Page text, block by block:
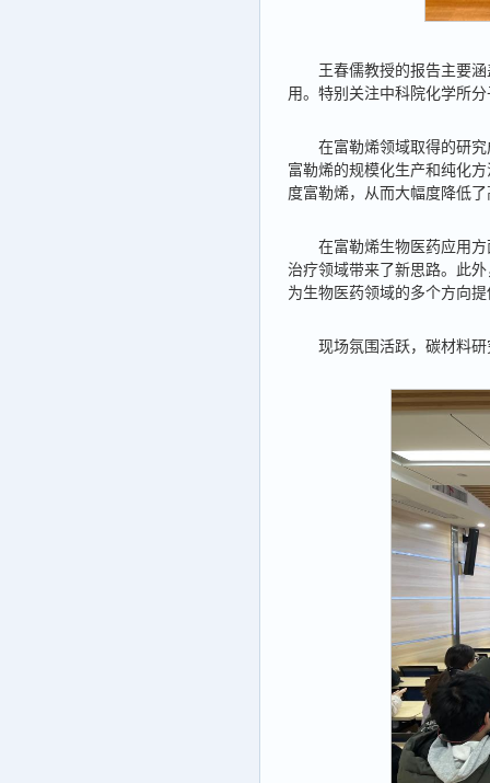
王春儒教授的报告主要
用。特别关注中科院化学所
在富勒烯领域取得的研
富勒烯的规模化生产和纯化
度富勒烯，从而大幅度降低
在富勒烯生物医药应用
治疗领域带来了新思路。此
为生物医药领域的多个方向
现场氛围活跃，碳材料